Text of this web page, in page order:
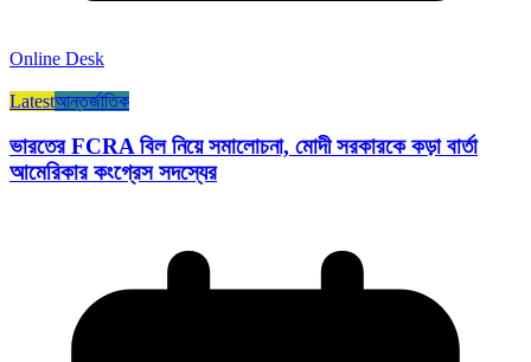
Online Desk
Latestআন্তর্জাতিক
ভারতের FCRA বিল নিয়ে সমালোচনা, মোদী সরকারকে কড়া বার্তা
আমেরিকার কংগ্রেস সদস্যের